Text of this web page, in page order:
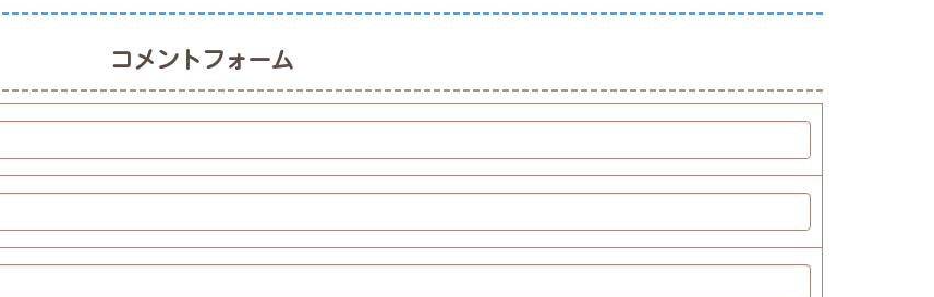
コメントフォーム